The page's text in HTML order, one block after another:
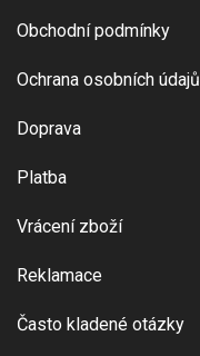
Obchodní podmínky
Ochrana osobních údajů
Doprava
Platba
Vrácení zboží
Reklamace
Často kladené otázky